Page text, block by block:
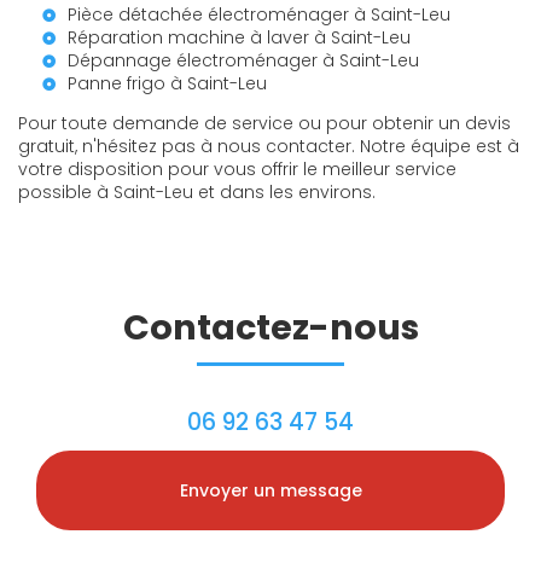
Pièce détachée électroménager à Saint-Leu
Réparation machine à laver à Saint-Leu
Dépannage électroménager à Saint-Leu
Panne frigo à Saint-Leu
Pour toute demande de service ou pour obtenir un devis
gratuit, n'hésitez pas à nous contacter. Notre équipe est à
votre disposition pour vous offrir le meilleur service
possible à Saint-Leu et dans les environs.
Contactez-nous
06 92 63 47 54
Envoyer un message